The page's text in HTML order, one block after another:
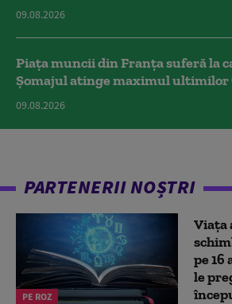
09.08.2026
Piața muncii din Franța suferă la
Șomajul atinge maximul ultimilor
09.08.2026
PARTENERII NOȘTRI
PE ROZ
Viața
pe
le